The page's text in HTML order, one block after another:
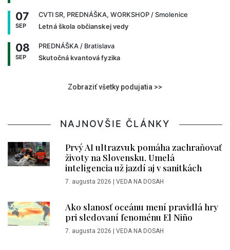
07
SEP
CVTI SR, PREDNÁŠKA, WORKSHOP / Smolenice
Letná škola občianskej vedy
08
SEP
PREDNÁŠKA / Bratislava
Skutočná kvantová fyzika
Zobraziť všetky podujatia >>
NAJNOVŠIE ČLÁNKY
Prvý AI ultrazvuk pomáha zachraňovať
životy na Slovensku. Umelá
inteligencia už jazdí aj v sanitkách
7. augusta 2026 VEDA NA DOSAH
Ako slanosť oceánu mení pravidlá hry
pri sledovaní fenoménu El Niño
7. augusta 2026 VEDA NA DOSAH